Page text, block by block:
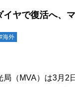
ヤで復活へ、
海外
（MVA）は3月2